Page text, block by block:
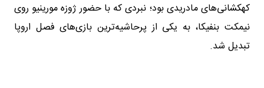
کهکشانی‌های مادریدی بود؛ نبردی که با حضور ژوزه مورینیو روی
نیمکت بنفیکا، به یکی از پرحاشیه‌ترین بازی‌های فصل اروپا
تبدیل شد.